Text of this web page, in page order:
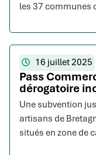
les 37 communes
16 juillet 2025
Pass
dérogatoire
Une subvention
artisans de
situés en zone de